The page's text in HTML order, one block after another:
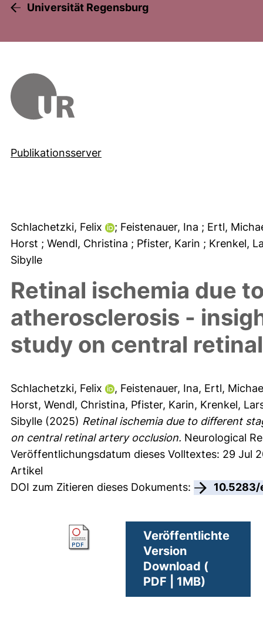
Universität Regensburg
Publikationsserver
Schlachetzki, Felix ; Feistenauer, Ina ; Ertl,
Horst ; Wendl, Christina ; Pfister, Karin ; Krenkel,
Sibylle
Retinal ischemia due
atherosclerosis -
study on central
Schlachetzki, Felix , Feistenauer, Ina, Ertl,
Horst, Wendl, Christina, Pfister, Karin, Krenkel,
Sibylle (2025) Retinal ischemia due to different
on central retinal artery occlusion. Neurological
Veröffentlichungsdatum dieses Volltextes: 29 Jul
Artikel
DOI zum Zitieren dieses Dokuments:
Veröffentlichte
Version
Download (
PDF | 1MB)